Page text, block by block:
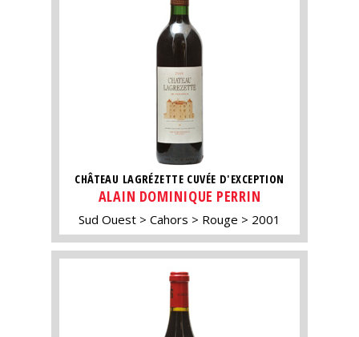
CHÂTEAU LAGRÉZETTE CUVÉE D'EXCEPTION
ALAIN DOMINIQUE PERRIN
Sud Ouest Cahors Rouge 2001